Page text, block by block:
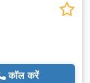
कॉल करें